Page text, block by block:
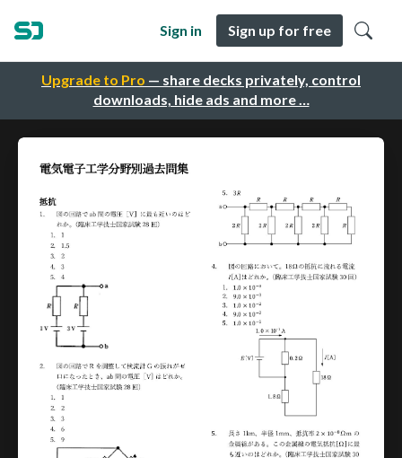
Upgrade to Pro — share decks privately, control
downloads, hide ads and more …
Sign in Sign up for free